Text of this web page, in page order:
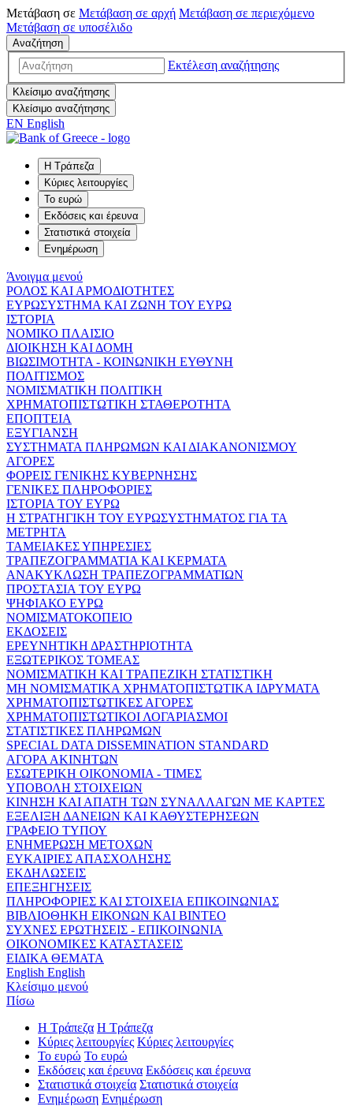
Μετάβαση σε Μετάβαση σε αρχή Μετάβαση σε περιεχόμενο
Μετάβαση σε υποσέλιδο
Αναζήτηση
Εκτέλεση αναζήτησης
Κλείσιμο αναζήτησης
Κλείσιμο αναζήτησης
EN English
Η Τράπεζα
Κύριες λειτουργίες
Το ευρώ
Εκδόσεις και έρευνα
Στατιστικά στοιχεία
Ενημέρωση
Άνοιγμα μενού
ΡΟΛΟΣ ΚΑΙ ΑΡΜΟΔΙΟΤΗΤΕΣ
ΕΥΡΩΣΥΣΤΗΜΑ ΚΑΙ ΖΩΝΗ ΤΟΥ ΕΥΡΩ
ΙΣΤΟΡΙΑ
ΝΟΜΙΚΟ ΠΛΑΙΣΙΟ
ΔΙΟΙΚΗΣΗ ΚΑΙ ΔΟΜΗ
ΒΙΩΣΙΜΟΤΗΤΑ - ΚΟΙΝΩΝΙΚΗ ΕΥΘΥΝΗ
ΠΟΛΙΤΙΣΜΟΣ
ΝΟΜΙΣΜΑΤΙΚΗ ΠΟΛΙΤΙΚΗ
ΧΡΗΜΑΤΟΠΙΣΤΩΤΙΚΗ ΣΤΑΘΕΡΟΤΗΤΑ
ΕΠΟΠΤΕΙΑ
ΕΞΥΓΙΑΝΣΗ
ΣΥΣΤΗΜΑΤΑ ΠΛΗΡΩΜΩΝ ΚΑΙ ΔΙΑΚΑΝΟΝΙΣΜΟΥ
ΑΓΟΡΕΣ
ΦΟΡΕΙΣ ΓΕΝΙΚΗΣ ΚΥΒΕΡΝΗΣΗΣ
ΓΕΝΙΚΕΣ ΠΛΗΡΟΦΟΡΙΕΣ
ΙΣΤΟΡΙΑ ΤΟΥ ΕΥΡΩ
Η ΣΤΡΑΤΗΓΙΚΗ ΤΟΥ ΕΥΡΩΣΥΣΤΗΜΑΤΟΣ ΓΙΑ ΤΑ
ΜΕΤΡΗΤΑ
ΤΑΜΕΙΑΚΕΣ ΥΠΗΡΕΣΙΕΣ
ΤΡΑΠΕΖΟΓΡΑΜΜΑΤΙΑ ΚΑΙ ΚΕΡΜΑΤΑ
ΑΝΑΚΥΚΛΩΣΗ ΤΡΑΠΕΖΟΓΡΑΜΜΑΤΙΩΝ
ΠΡΟΣΤΑΣΙΑ ΤΟΥ ΕΥΡΩ
ΨΗΦΙΑΚΟ ΕΥΡΩ
ΝΟΜΙΣΜΑΤΟΚΟΠΕΙΟ
ΕΚΔΟΣΕΙΣ
ΕΡΕΥΝΗΤΙΚΗ ΔΡΑΣΤΗΡΙΟΤΗΤΑ
ΕΞΩΤΕΡΙΚΟΣ ΤΟΜΕΑΣ
ΝΟΜΙΣΜΑΤΙΚΗ ΚΑΙ ΤΡΑΠΕΖΙΚΗ ΣΤΑΤΙΣΤΙΚΗ
ΜΗ ΝΟΜΙΣΜΑΤΙΚΑ ΧΡΗΜΑΤΟΠΙΣΤΩΤΙΚΑ ΙΔΡΥΜΑΤΑ
ΧΡΗΜΑΤΟΠΙΣΤΩΤΙΚΕΣ ΑΓΟΡΕΣ
ΧΡΗΜΑΤΟΠΙΣΤΩΤΙΚΟΙ ΛΟΓΑΡΙΑΣΜΟΙ
ΣΤΑΤΙΣΤΙΚΕΣ ΠΛΗΡΩΜΩΝ
SPECIAL DATA DISSEMINATION STANDARD
ΑΓΟΡΑ ΑΚΙΝΗΤΩΝ
ΕΣΩΤΕΡΙΚΗ ΟΙΚΟΝΟΜΙΑ - ΤΙΜΕΣ
ΥΠΟΒΟΛΗ ΣΤΟΙΧΕΙΩΝ
ΚΙΝΗΣΗ ΚΑΙ ΑΠΑΤΗ ΤΩΝ ΣΥΝΑΛΛΑΓΩΝ ΜΕ ΚΑΡΤΕΣ
ΕΞΕΛΙΞΗ ΔΑΝΕΙΩΝ ΚΑΙ ΚΑΘΥΣΤΕΡΗΣΕΩΝ
ΓΡΑΦΕΙΟ ΤΥΠΟΥ
ΕΝΗΜΕΡΩΣΗ ΜΕΤΟΧΩΝ
ΕΥΚΑΙΡΙΕΣ ΑΠΑΣΧΟΛΗΣΗΣ
ΕΚΔΗΛΩΣΕΙΣ
ΕΠΕΞΗΓΗΣΕΙΣ
ΠΛΗΡΟΦΟΡΙΕΣ ΚΑΙ ΣΤΟΙΧΕΙΑ ΕΠΙΚΟΙΝΩΝΙΑΣ
ΒΙΒΛΙΟΘΗΚΗ ΕΙΚΟΝΩΝ ΚΑΙ ΒΙΝΤΕΟ
ΣΥΧΝΕΣ ΕΡΩΤΗΣΕΙΣ - ΕΠΙΚΟΙΝΩΝΙΑ
ΟΙΚΟΝΟΜΙΚΕΣ ΚΑΤΑΣΤΑΣΕΙΣ
ΕΙΔΙΚΑ ΘΕΜΑΤΑ
English English
Κλείσιμο μενού
Πίσω
Η Τράπεζα Η Τράπεζα
Κύριες λειτουργίες Κύριες λειτουργίες
Το ευρώ Το ευρώ
Εκδόσεις και έρευνα Εκδόσεις και έρευνα
Στατιστικά στοιχεία Στατιστικά στοιχεία
Ενημέρωση Ενημέρωση